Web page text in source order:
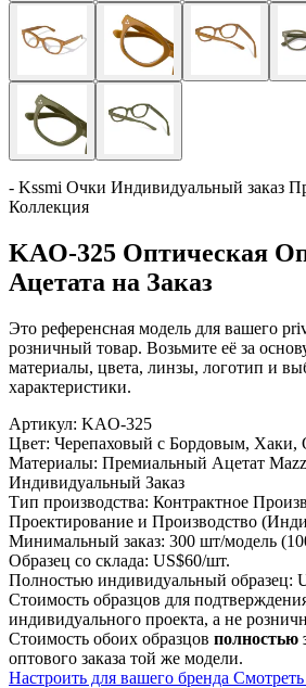
- Kssmi Очки Индивидуальный заказ
Коллекция
KAO-325 Оптическая
Ацетата на Заказ
Это референсная модель для вашего
розничный товар. Возьмите её за
материалы, цвета, линзы, логотип и
характеристики.
Артикул: KAO-325
Цвет: Черепаховый с Бордовым, Хаки,
Материалы: Премиальный Ацетат
Индивидуальный Заказ
Тип производства: Контрактное
Проектирование и Производство
Минимальный заказ: 300 шт/модель
Образец со склада: US$60/шт.
Полностью индивидуальный образец:
Стоимость образцов для
индивидуального проекта, а не
Стоимость обоих образцов полностью
оптового заказа той же модели.
Настроить для вашего бренда